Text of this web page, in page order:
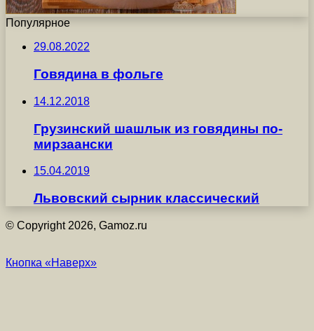
Популярное
29.08.2022
Говядина в фольге
14.12.2018
Грузинский шашлык из говядины по-
мирзаански
15.04.2019
Львовский сырник классический
© Copyright 2026, Gamoz.ru
Кнопка «Наверх»